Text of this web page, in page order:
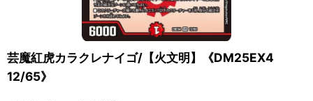
芸魔紅虎カラクレナイゴ/【火文明】《DM25EX4
12/65》